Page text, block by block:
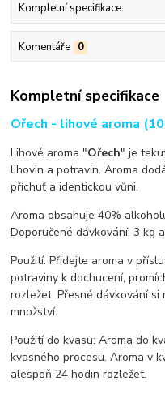
Kompletní specifikace
Komentáře 0
Kompletní specifikace
Ořech - lihové aroma
Lihové aroma "Ořech" je
lihovin a potravin. Aroma
příchuť a identickou vůni.
Aroma obsahuje 40%
Doporučené dávkování: 3 kg
Použití: Přidejte aroma v
potraviny k dochucení,
rozležet. Přesné dávkování
množství.
Použití do kvasu: Aroma do
kvasného procesu. Aroma v
alespoň 24 hodin rozležet.